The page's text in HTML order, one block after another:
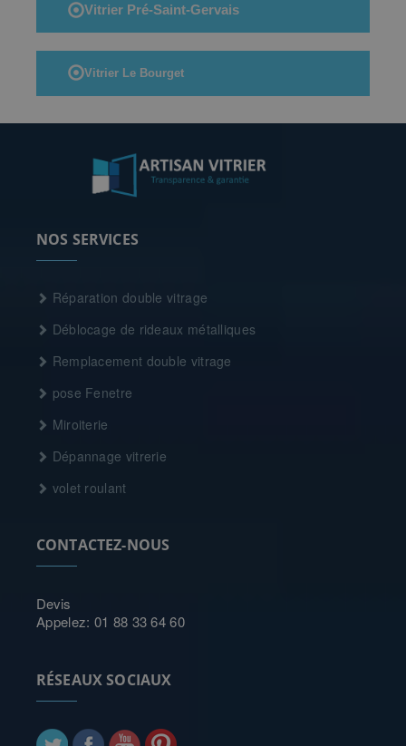
Vitrier Pré-Saint-Gervais
Vitrier Le Bourget
NOS SERVICES
Réparation double vitrage
Déblocage de rideaux métalliques
Remplacement double vitrage
pose Fenetre
Miroiterie
Dépannage vitrerie
volet roulant
CONTACTEZ-NOUS
Devis
Appelez: 01 88 33 64 60
RÉSEAUX SOCIAUX